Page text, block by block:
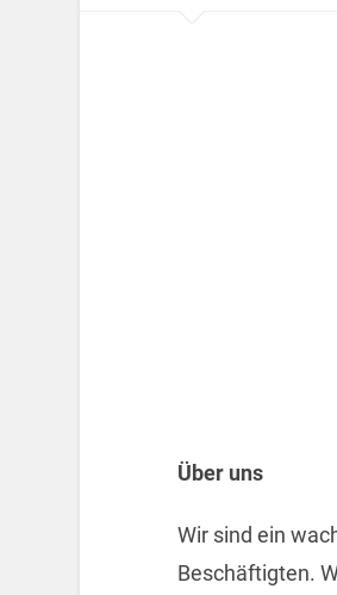
Über uns
Wir sind ein
Beschäftigten.